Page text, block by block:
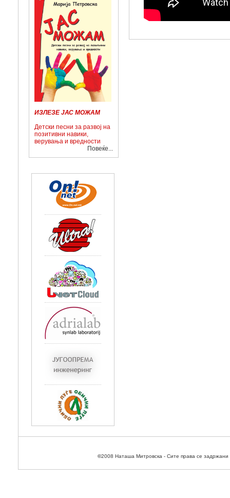
ИЗЛЕЗЕ ЈАС МОЖАМ
Детски песни за развој на
позитивни навики,
верувања и вредности
Повеќе...
©2008 Наташа Митровска - Сите права се